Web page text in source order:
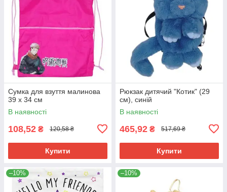
Сумка для взуття малинова
39 х 34 см
В наявності
108,52 ₴ 120,58 ₴
Купити
Рюкзак дитячий "Котик" (29
см), синій
В наявності
465,92 ₴ 517,69 ₴
Купити
–10% –10%